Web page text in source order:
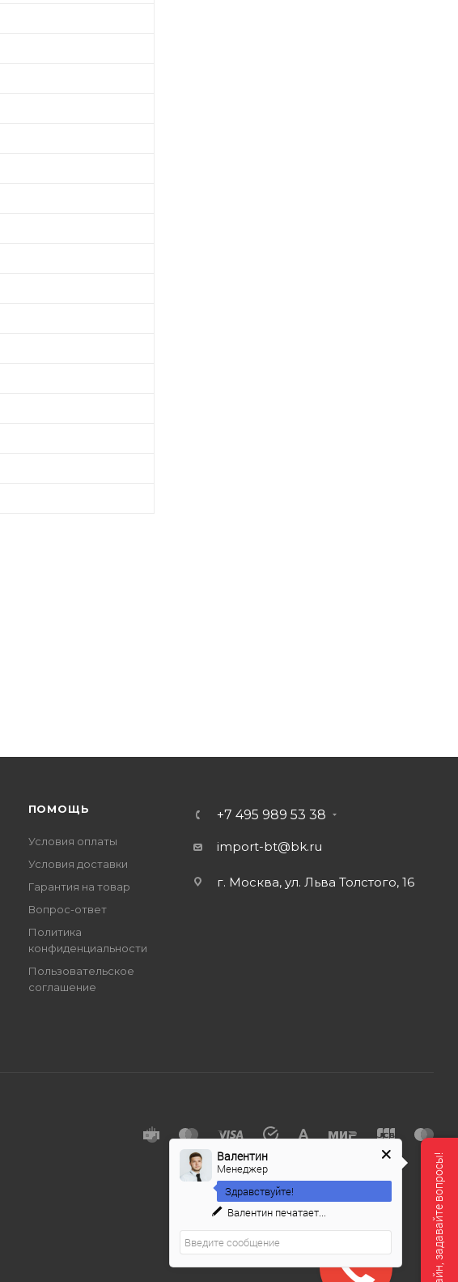
ПОМОЩЬ
Условия оплаты
Условия доставки
Гарантия на товар
Вопрос-ответ
Политика
конфиденциальности
Пользовательское
соглашение
+7 495 989 53 38
import-bt@bk.ru
г. Москва, ул. Льва Толстого, 16
Мы онлайн, задавайте вопросы!
Валентин
Менеджер
Здравствуйте!
Валентин печатает...